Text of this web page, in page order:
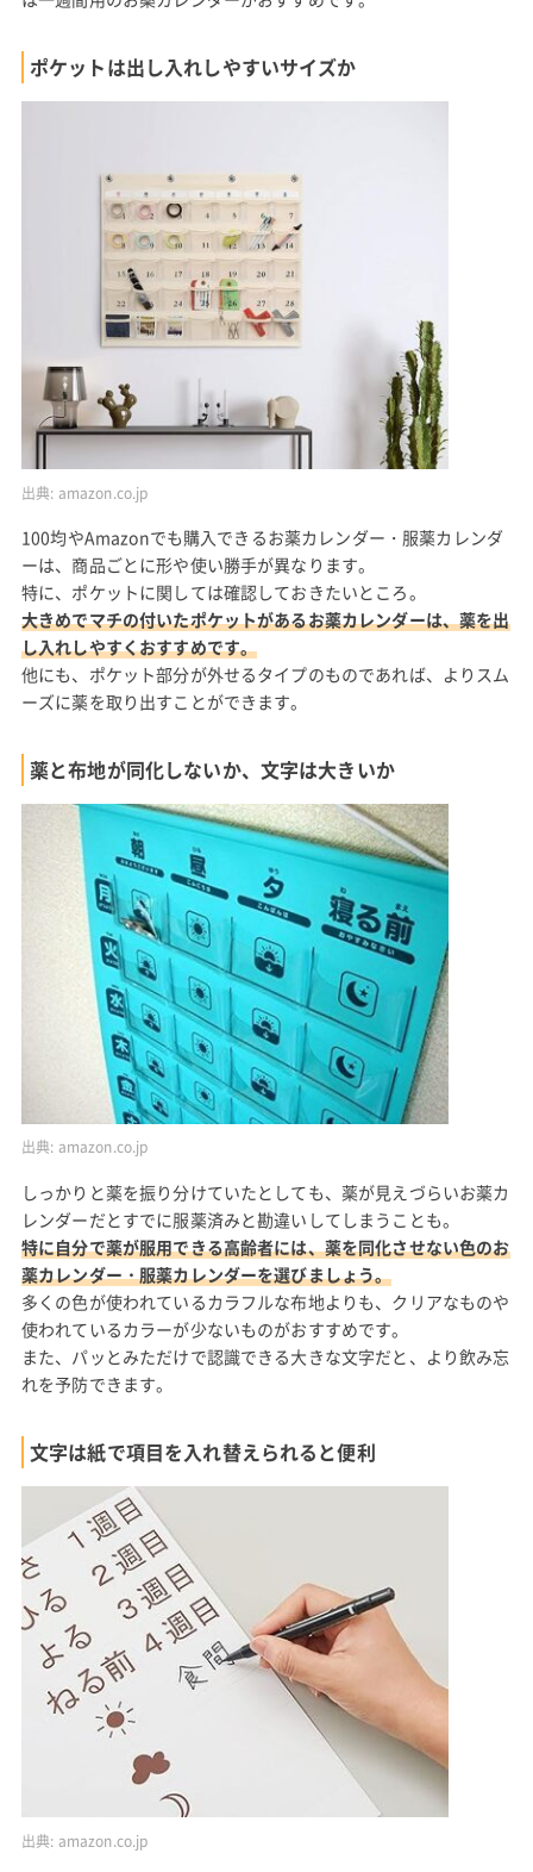
ポケットは出し入れしやすいサイズか
出典: amazon.co.jp
100均やAmazonでも購入できるお薬カレンダー・服薬カレンダ
ーは、商品ごとに形や使い勝手が異なります。
特に、ポケットに関しては確認しておきたいところ。
大きめでマチの付いたポケットがあるお薬カレンダーは、薬を出
し入れしやすくおすすめです。
他にも、ポケット部分が外せるタイプのものであれば、よりスム
ーズに薬を取り出すことができます。
薬と布地が同化しないか、文字は大きいか
出典: amazon.co.jp
しっかりと薬を振り分けていたとしても、薬が見えづらいお薬カ
レンダーだとすでに服薬済みと勘違いしてしまうことも。
特に自分で薬が服用できる高齢者には、薬を同化させない色のお
薬カレンダー・服薬カレンダーを選びましょう。
多くの色が使われているカラフルな布地よりも、クリアなものや
使われているカラーが少ないものがおすすめです。
また、パッとみただけで認識できる大きな文字だと、より飲み忘
れを予防できます。
文字は紙で項目を入れ替えられると便利
出典: amazon.co.jp